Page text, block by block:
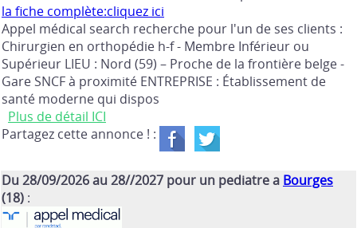
la fiche complète:cliquez ici
Appel médical search recherche pour l'un de ses clients :
Chirurgien en orthopédie h-f - Membre Inférieur ou
Supérieur LIEU : Nord (59) – Proche de la frontière belge -
Gare SNCF à proximité ENTREPRISE : Établissement de
santé moderne qui dispos
Plus de détail ICI
Partagez cette annonce ! :
Du 28/09/2026 au 28//2027 pour un pediatre a Bourges
(18) :